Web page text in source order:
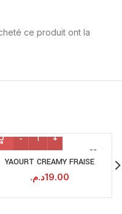
ce produit ont la
YAOURT CREAMY FRAISE
19.00د.م.